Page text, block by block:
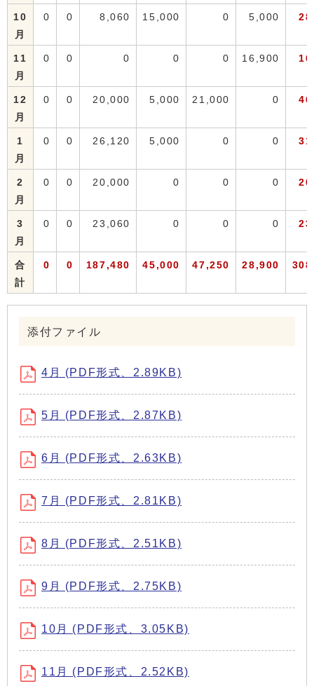
10
月
0 0 8,060 15,000 0 5,000
11
月
0 0 0 0 0 16,900
12
月
0 0 20,000 5,000 21,000 0
1
月
0 0 26,120 5,000 0 0
2
月
0 0 20,000 0 0 0
3
月
0 0 23,060 0 0 0
合
計
0 0 187,480 45,000 47,250 28,900
添付ファイル
4月 (PDF形式、2.89KB)
5月 (PDF形式、2.87KB)
6月 (PDF形式、2.63KB)
7月 (PDF形式、2.81KB)
8月 (PDF形式、2.51KB)
9月 (PDF形式、2.75KB)
10月 (PDF形式、3.05KB)
11月 (PDF形式、2.52KB)